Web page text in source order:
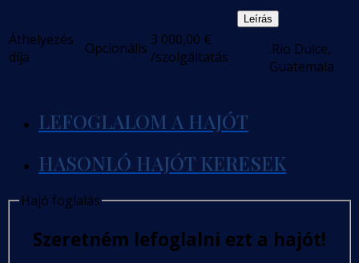
Áthelyezés
díja
Opcionális 3 000,00 €
/szolgáltatás
Leírás
.Rio Dulce,
Guatemala
LEFOGLALOM A HAJÓT
HASONLÓ HAJÓT KERESEK
Hajó foglalás
Szeretném lefoglalni ezt a hajót!